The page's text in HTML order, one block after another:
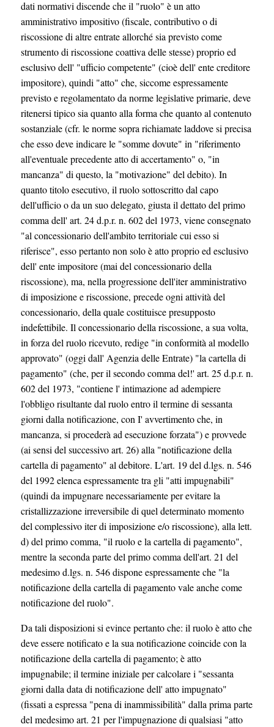
dati normativi discende che il "ruolo" è un atto
amministrativo impositivo (fiscale, contributivo o di
riscossione di altre entrate allorché sia previsto come
strumento di riscossione coattiva delle stesse) proprio ed
esclusivo dell' "ufficio competente" (cioè dell' ente creditore
impositore), quindi "atto" che, siccome espressamente
previsto e regolamentato da norme legislative primarie, deve
ritenersi tipico sia quanto alla forma che quanto al contenuto
sostanziale (cfr. le norme sopra richiamate laddove si precisa
che esso deve indicare le "somme dovute" in "riferimento
all'eventuale precedente atto di accertamento" o, "in
mancanza" di questo, la "motivazione" del debito). In
quanto titolo esecutivo, il ruolo sottoscritto dal capo
dell'ufficio o da un suo delegato, giusta il dettato del primo
comma dell' art. 24 d.p.r. n. 602 del 1973, viene consegnato
"al concessionario dell'ambito territoriale cui esso si
riferisce", esso pertanto non solo è atto proprio ed esclusivo
dell' ente impositore (mai del concessionario della
riscossione), ma, nella progressione dell'iter amministrativo
di imposizione e riscossione, precede ogni attività del
concessionario, della quale costituisce presupposto
indefettibile. Il concessionario della riscossione, a sua volta,
in forza del ruolo ricevuto, redige "in conformità al modello
approvato" (oggi dall' Agenzia delle Entrate) "la cartella di
pagamento" (che, per il secondo comma del!' art. 25 d.p.r. n.
602 del 1973, "contiene l' intimazione ad adempiere
l'obbligo risultante dal ruolo entro il termine di sessanta
giorni dalla notificazione, con I' avvertimento che, in
mancanza, si procederà ad esecuzione forzata") e provvede
(ai sensi del successivo art. 26) alla "notificazione della
cartella di pagamento" al debitore. L'art. 19 del d.lgs. n. 546
del 1992 elenca espressamente tra gli "atti impugnabili"
(quindi da impugnare necessariamente per evitare la
cristallizzazione irreversibile di quel determinato momento
del complessivo iter di imposizione e/o riscossione), alla lett.
d) del primo comma, "il ruolo e la cartella di pagamento",
mentre la seconda parte del primo comma dell'art. 21 del
medesimo d.lgs. n. 546 dispone espressamente che "la
notificazione della cartella di pagamento vale anche come
notificazione del ruolo".
Da tali disposizioni si evince pertanto che: il ruolo è atto che
deve essere notificato e la sua notificazione coincide con la
notificazione della cartella di pagamento; è atto
impugnabile; il termine iniziale per calcolare i "sessanta
giorni dalla data di notificazione dell' atto impugnato"
(fissati a espressa "pena di inammissibilità" dalla prima parte
del medesimo art. 21 per l'impugnazione di qualsiasi "atto